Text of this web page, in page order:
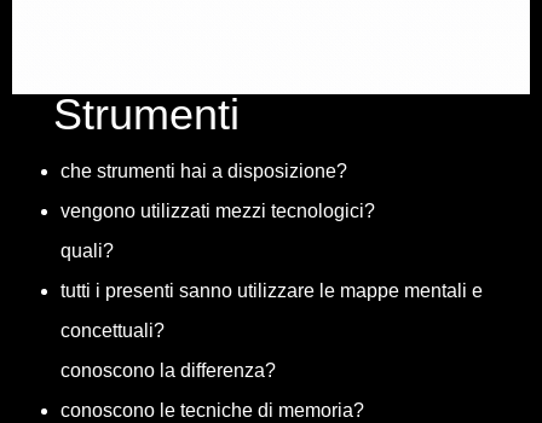
Strumenti
che strumenti hai a disposizione?
vengono utilizzati mezzi tecnologici?
quali?
tutti i presenti sanno utilizzare le mappe mentali e
concettuali?
conoscono la differenza?
conoscono le tecniche di memoria?